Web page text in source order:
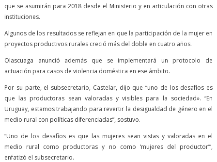
que se asumirán para 2018 desde el Ministerio y en articulación con otras
instituciones.
Algunos de los resultados se reflejan en que la participación de la mujer en
proyectos productivos rurales creció más del doble en cuatro años.
Olascuaga anunció además que se implementará un protocolo de
actuación para casos de violencia doméstica en ese ámbito.
Por su parte, el subsecretario, Castelar, dijo que “uno de los desafíos es
que las productoras sean valoradas y visibles para la sociedad». “En
Uruguay, estamos trabajando para revertir la desigualdad de género en el
medio rural con políticas diferenciadas”, sostuvo.
“Uno de los desafíos es que las mujeres sean vistas y valoradas en el
medio rural como productoras y no como ‘mujeres del productor’”,
enfatizó el subsecretario.